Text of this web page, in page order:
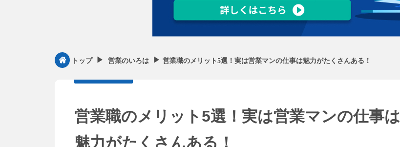
トップ ▶︎ 営業のいろは ▶︎ 営業職のメリット5選！実は営業マンの仕事は魅力がたくさんある！
営業職のメリット5選！実は営業マンの仕事は
魅力がたくさんある！